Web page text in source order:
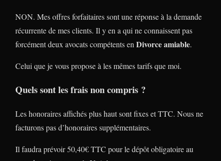
NON. Mes offres forfaitaires sont une réponse à la demande
récurrente de mes clients. Il y en a qui ne connaissent pas
forcément deux avocats compétents en Divorce amiable.
Celui que je vous propose à les mêmes tarifs que moi.
Quels sont les frais non compris ?
Les honoraires affichés plus haut sont fixes et TTC. Nous ne
facturons pas d’honoraires supplémentaires.
Il faudra prévoir 50,40€ TTC pour le dépôt obligatoire au